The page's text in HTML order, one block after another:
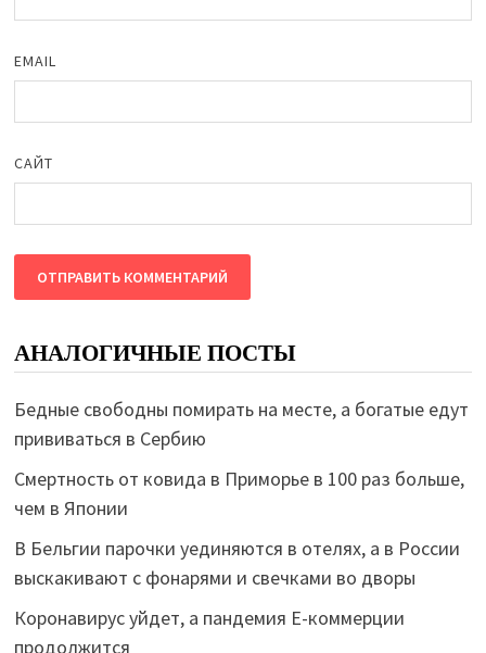
EMAIL
САЙТ
АНАЛОГИЧНЫЕ ПОСТЫ
Бедные свободны помирать на месте, а богатые едут
прививаться в Сербию
Смертность от ковида в Приморье в 100 раз больше,
чем в Японии
В Бельгии парочки уединяются в отелях, а в России
выскакивают с фонарями и свечками во дворы
Коронавирус уйдет, а пандемия Е-коммерции
продолжится